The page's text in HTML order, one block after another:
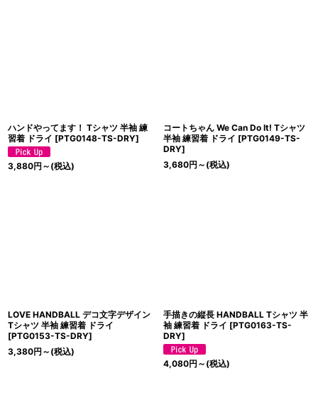
ハンドやってます！ Tシャツ 半袖 練
習着 ドライ [PTG0148-TS-DRY]
3,880円 ～ (税込)
コートちゃん We Can Do It! Tシャツ
半袖 練習着 ドライ [PTG0149-TS-
DRY]
3,680円 ～ (税込)
LOVE HANDBALL デコ文字デザイン
Tシャツ 半袖 練習着 ドライ
[PTG0153-TS-DRY]
3,380円 ～ (税込)
手描きの縦長 HANDBALL Tシャツ 半
袖 練習着 ドライ [PTG0163-TS-
DRY]
4,080円 ～ (税込)